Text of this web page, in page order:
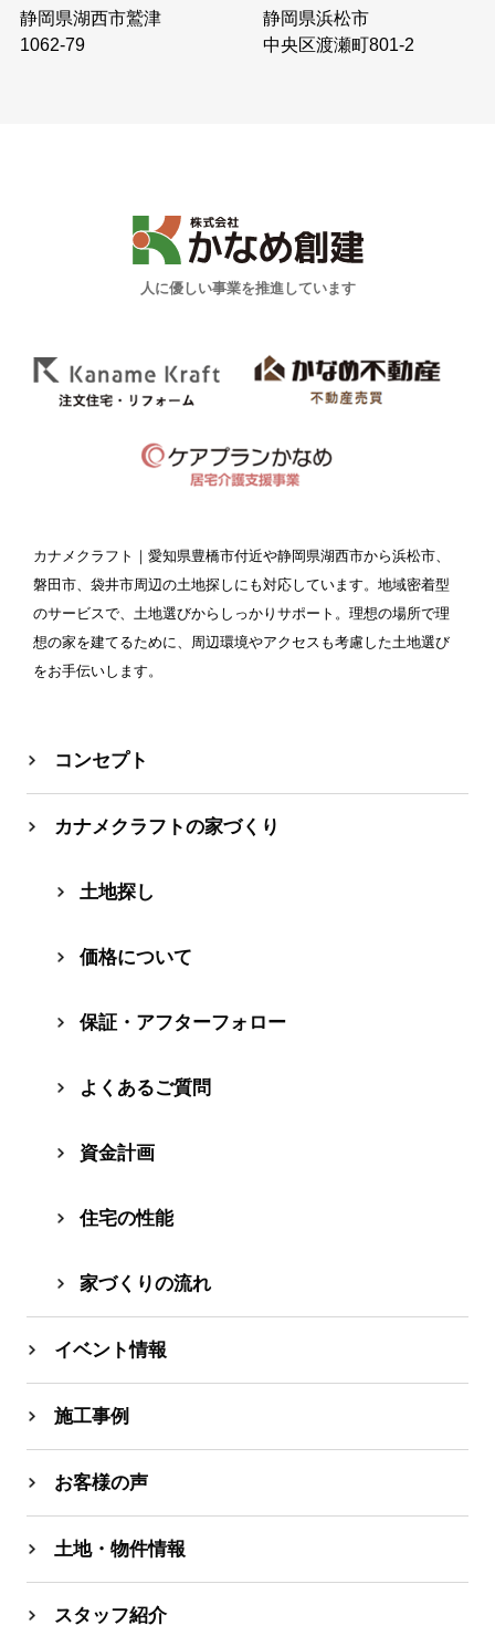
静岡県湖西市鷲津
1062-79
静岡県浜松市
中央区渡瀬町801-2
人に優しい事業を推進しています
カナメクラフト ｜愛知県豊橋市付近や静岡県湖西市から浜松市、
磐田市、袋井市周辺の土地探しにも対応しています。地域密着型
のサービスで、土地選びからしっかりサポート。理想の場所で理
想の家を建てるために、周辺環境やアクセスも考慮した土地選び
をお手伝いします。
コンセプト
カナメクラフトの家づくり
⼟地探し
価格について
保証・アフターフォロー
よくあるご質問
資⾦計画
住宅の性能
家づくりの流れ
イベント情報
施工事例
お客様の声
土地・物件情報
スタッフ紹介